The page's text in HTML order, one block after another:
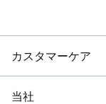
カスタマーケア
当社